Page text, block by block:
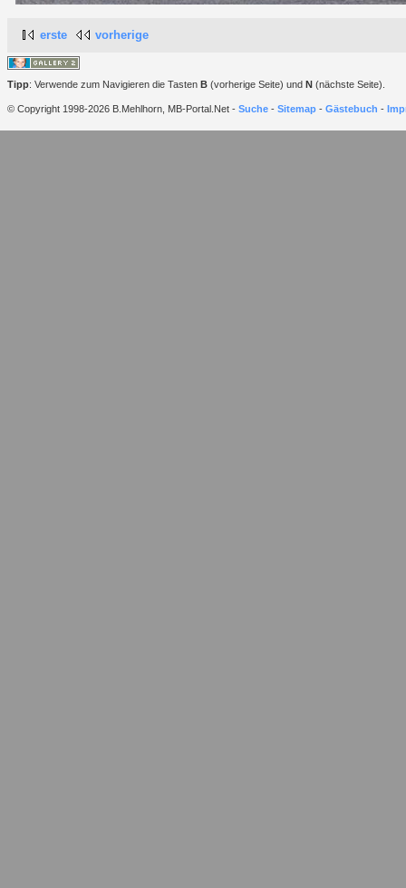
erste vorherige
Tipp: Verwende zum Navigieren die Tasten B (vorherige Seite) und N (nächste Seite).
© Copyright 1998-2026 B.Mehlhorn, MB-Portal.Net - Suche - Sitemap - Gästebuch -